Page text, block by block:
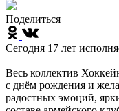
Поделиться
Сегодня 17 лет
Весь коллектив
с днём рождения и
радостных эмоций,